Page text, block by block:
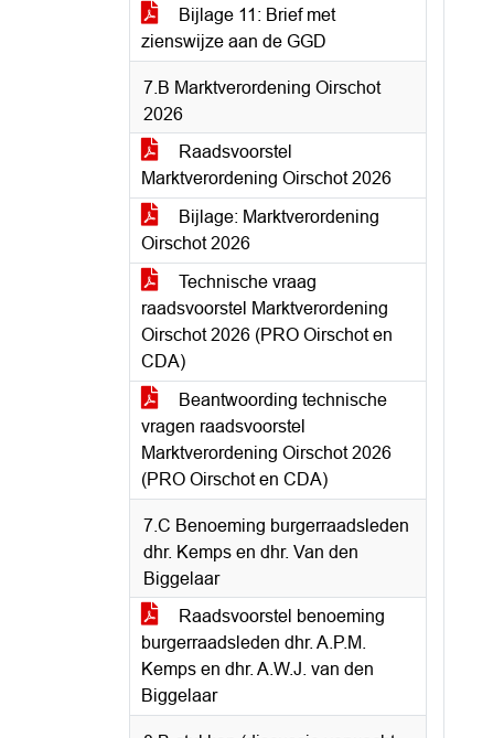
Bijlage 11: Brief met
zienswijze aan de GGD
7.B Marktverordening Oirschot
2026
Raadsvoorstel
Marktverordening Oirschot 2026
Bijlage: Marktverordening
Oirschot 2026
Technische vraag
raadsvoorstel Marktverordening
Oirschot 2026 (PRO Oirschot en
CDA)
Beantwoording technische
vragen raadsvoorstel
Marktverordening Oirschot 2026
(PRO Oirschot en CDA)
7.C Benoeming burgerraadsleden
dhr. Kemps en dhr. Van den
Biggelaar
Raadsvoorstel benoeming
burgerraadsleden dhr. A.P.M.
Kemps en dhr. A.W.J. van den
Biggelaar